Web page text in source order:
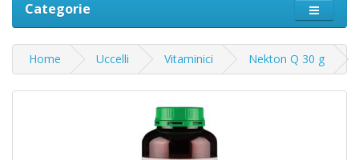
Categorie
Home Uccelli Vitaminici Nekton Q 30 g